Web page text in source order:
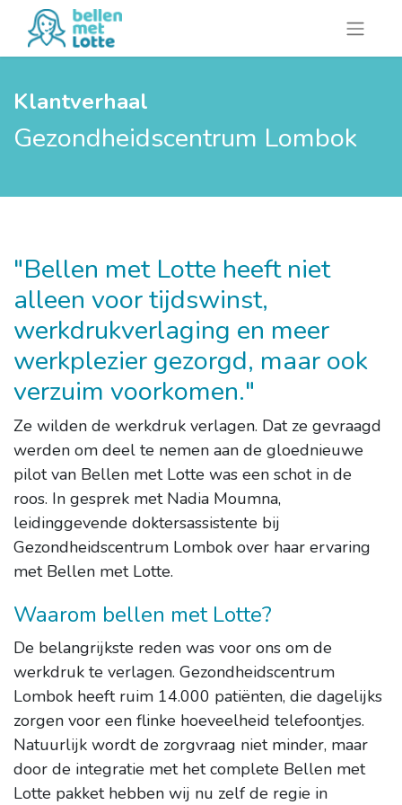
Klantverhaal
Gezondheidscentrum Lombok
"Bellen met Lotte heeft niet
alleen voor tijdswinst,
werkdrukverlaging en meer
werkplezier gezorgd, maar ook
verzuim voorkomen."
Ze wilden de werkdruk verlagen. Dat ze gevraagd
werden om deel te nemen aan de gloednieuwe
pilot van Bellen met Lotte was een schot in de
roos. In gesprek met Nadia Moumna,
leidinggevende doktersassistente bij
Gezondheidscentrum Lombok over haar ervaring
met Bellen met Lotte.
Waarom bellen met Lotte?
De belangrijkste reden was voor ons om de
werkdruk te verlagen. Gezondheidscentrum
Lombok heeft ruim 14.000 patiënten, die dagelijks
zorgen voor een flinke hoeveelheid telefoontjes.
Natuurlijk wordt de zorgvraag niet minder, maar
door de integratie met het complete Bellen met
Lotte pakket hebben wij nu zelf de regie in